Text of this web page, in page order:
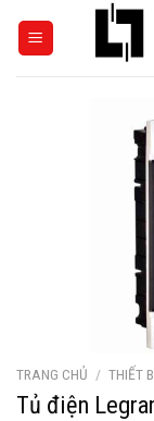
TRANG CHỦ / THIẾT
Tủ điện